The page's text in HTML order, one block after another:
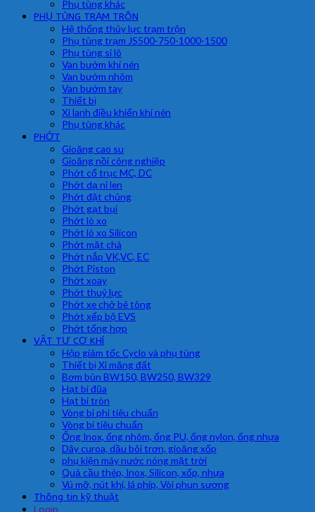
Phụ tùng khác
PHỤ TÙNG TRẠM TRÔN
Hệ thống thủy lực trạm trộn
Phụ tùng trạm JS500-750-1000-1500
Phụ tùng si lô
Van bướm khí nén
Van bướm nhôm
Van bướm tay
Thiết bị
Xi lanh điều khiển khí nén
Phụ tùng khác
PHỚT
Gioăng cao su
Gioăng nồi công nghiệp
Phớt cổ trục MC, DC
Phớt dạ nỉ len
Phớt đặt chủng
Phớt gạt bụi
Phớt lò xo
Phớt lò xo Silicon
Phớt mặt chà
Phớt nắp VK,VC, EC
Phớt Piston
Phớt xoay
Phớt thuỷ lực
Phớt xe chở bê tông
Phớt xếp bộ EVS
Phớt tổng hợp
VẬT TƯ CƠ KHÍ
Hộp giảm tốc Cyclo và phụ tùng
Thiết bị Xi măng đất
Bơm bùn BW150, BW250, BW329
Hạt bi đũa
Hạt bi tròn
Vòng bi phi tiêu chuẩn
Vòng bi tiêu chuẩn
Ống Inox, ống nhôm, ống PU, ống nylon, ống nhựa
Dây curoa, dầu bôi trơn, gioăng xốp
phụ kiện máy nước nóng mặt trời
Quả cầu thép, Inox, Silicon, xốp, nhựa
Vú mỡ, nút khí, lá phíp, Vòi phun sương
Thông tin kỹ thuật